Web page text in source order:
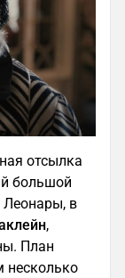
отсылка
большой
Леонары, в
,
План
несколько